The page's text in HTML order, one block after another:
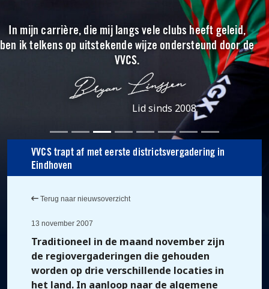
In mijn carrière, die mij langs vele clubs heeft geleid,
ben ik telkens op uitstekende wijze ondersteund door de
VVCS.
Lid sinds 2008
VVCS trapt af met eerste districtsvergadering in
Eindhoven
Terug naar nieuwsoverzicht
13 november 2007
Traditioneel in de maand november zijn
de regiovergaderingen die gehouden
worden op drie verschillende locaties in
het land. In aanloop naar de algemene